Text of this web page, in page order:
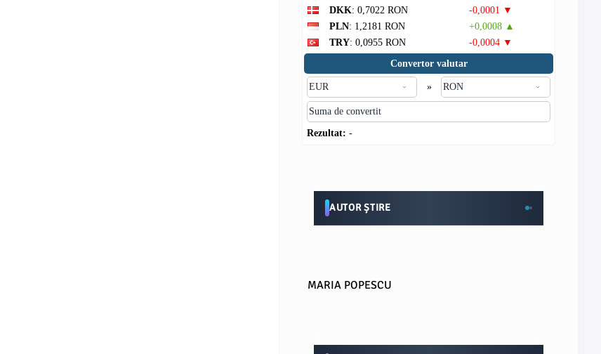
DKK: 0,7022 RON
-0,0001 ▼
PLN: 1,2181 RON
+0,0008 ▲
TRY: 0,0955 RON
-0,0004 ▼
Convertor valutar
»
Rezultat: -
AUTOR ȘTIRE
MARIA POPESCU